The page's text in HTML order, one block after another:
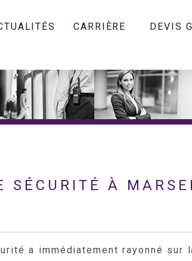
CARRIÈRE DEVIS
SÉCURITÉ À
a immédiatement rayonné sur